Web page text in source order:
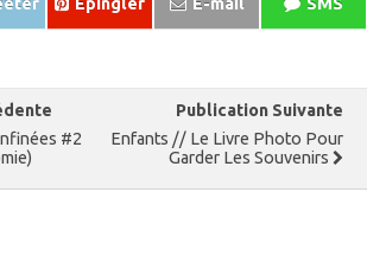
#2
Publication Suivante
Enfants // Le Livre Photo Pour
Garder Les Souvenirs